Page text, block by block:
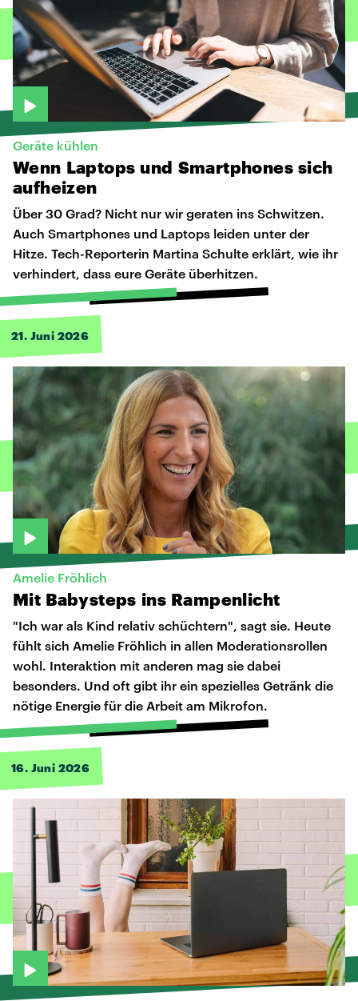
Geräte kühlen
Wenn Laptops und Smartphones sich
aufheizen
Über 30 Grad? Nicht nur wir geraten ins Schwitzen.
Auch Smartphones und Laptops leiden unter der
Hitze. Tech-Reporterin Martina Schulte erklärt, wie ihr
verhindert, dass eure Geräte überhitzen.
21. Juni 2026
Amelie Fröhlich
Mit Babysteps ins Rampenlicht
"Ich war als Kind relativ schüchtern", sagt sie. Heute
fühlt sich Amelie Fröhlich in allen Moderationsrollen
wohl. Interaktion mit anderen mag sie dabei
besonders. Und oft gibt ihr ein spezielles Getränk die
nötige Energie für die Arbeit am Mikrofon.
16. Juni 2026